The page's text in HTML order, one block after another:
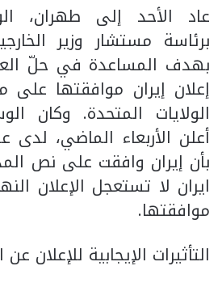
عاد الأحد إلى طهران،
برئاسة مستشار وزير
بهدف المساعدة في حلّ
إعلان إيران موافقتها على
الولايات المتحدة. وكان
أعلن الأربعاء الماضي، لدى
بأن إيران وافقت على نص
ایران لا تستعجل الإعلان
موافقتها.
التأثيرات الإيجابية للإعلان عن